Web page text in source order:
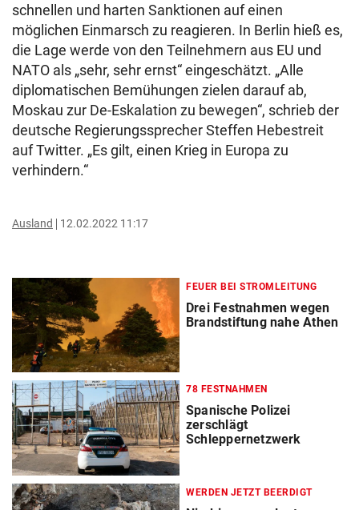
schnellen und harten Sanktionen auf einen
möglichen Einmarsch zu reagieren. In Berlin hieß es,
die Lage werde von den Teilnehmern aus EU und
NATO als „sehr, sehr ernst“ eingeschätzt. „Alle
diplomatischen Bemühungen zielen darauf ab,
Moskau zur De-Eskalation zu bewegen“, schrieb der
deutsche Regierungssprecher Steffen Hebestreit
auf Twitter. „Es gilt, einen Krieg in Europa zu
verhindern.“
Ausland 12.02.2022 11:17
FEUER BEI STROMLEITUNG
Drei Festnahmen wegen
Brandstiftung nahe Athen
78 FESTNAHMEN
Spanische Polizei
zerschlägt
Schleppernetzwerk
WERDEN JETZT BEERDIGT